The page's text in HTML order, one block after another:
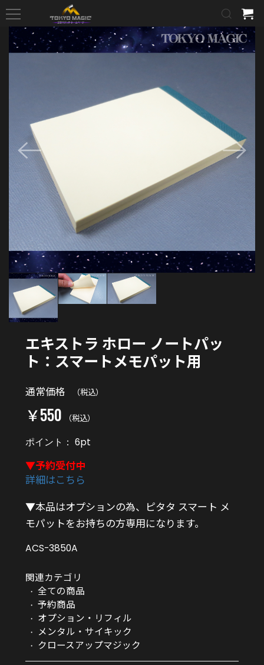
エキストラ ホロー ノートパッ
ト：スマートメモパット用
通常価格 （税込）
￥550 （税込）
ポイント： 6pt
▼予約受付中
詳細はこちら
▼本品はオプションの為、ピタタ スマート メ
モパットをお持ちの方専用になります。
ACS-3850A
関連カテゴリ
全ての商品
予約商品
オプション・リフィル
メンタル・サイキック
クロースアップマジック